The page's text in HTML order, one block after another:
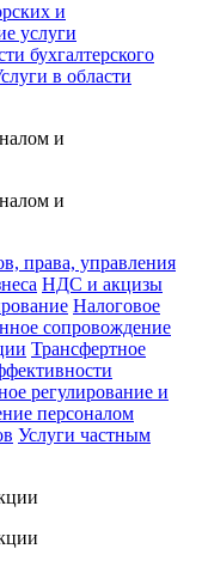
и
услуги
бухгалтерского
в области
и
и
права, управления
НДС и акцизы
Налоговое
сопровождение
Трансфертное
регулирование и
персоналом
Услуги частным